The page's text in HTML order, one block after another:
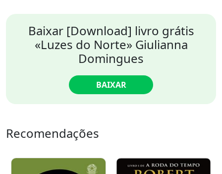
Baixar [Download] livro grátis
«Luzes do Norte» Giulianna
Domingues
BAIXAR
Recomendações